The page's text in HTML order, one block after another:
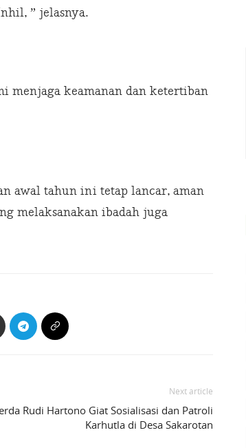
” jelasnya.
menjaga keamanan dan ketertiban
awal tahun ini tetap lancar, aman
melaksanakan ibadah juga
Next article
Rudi Hartono Giat Sosialisasi dan Patroli
Karhutla di Desa Sakarotan